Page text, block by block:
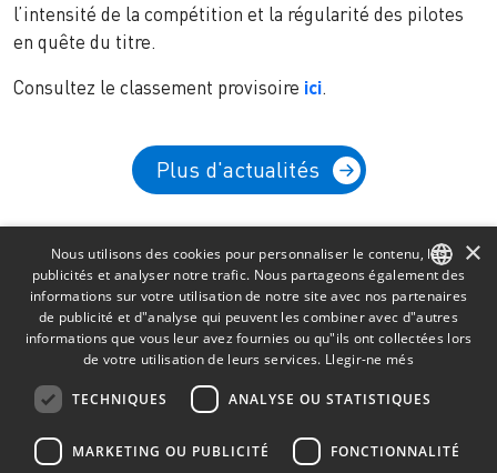
l’intensité de la compétition et la régularité des pilotes
en quête du titre.
Consultez le classement provisoire ici.
Plus d'actualités
© AUTOMÒBIL CLUB D’ANDORRA
CATALAN
×
Nous utilisons des cookies pour personnaliser le contenu, les
publicités et analyser notre trafic. Nous partageons également des
informations sur votre utilisation de notre site avec nos partenaires
de publicité et d"analyse qui peuvent les combiner avec d"autres
informations que vous leur avez fournies ou qu"ils ont collectées lors
de votre utilisation de leurs services. Llegir-ne més
TECHNIQUES ANALYSE OU STATISTIQUES
MARKETING OU PUBLICITÉ FONCTIONNALITÉ